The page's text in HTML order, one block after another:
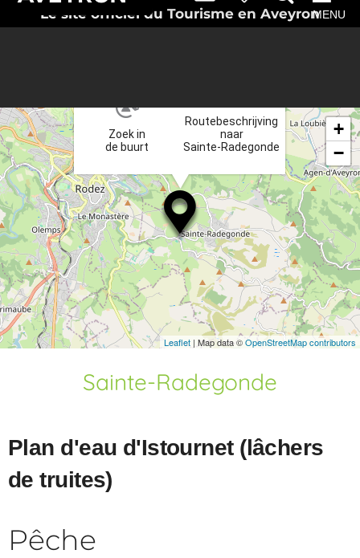
Le site officiel du Tourisme en AveyronMENU
Zoek in
de buurt
Routebeschrijving
naar
Sainte-Radegonde
+
−
Leaflet | Map data ©OpenStreetMap contributors
Sainte-Radegonde
Plan d'eau d'Istournet (lâchers
de truites)
Pêche